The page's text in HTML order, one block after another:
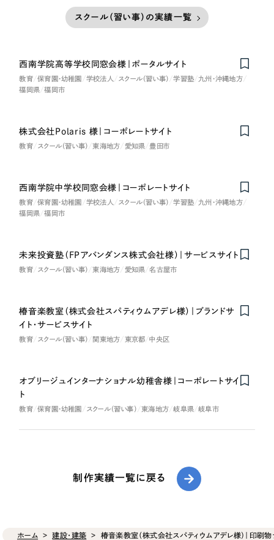
スクール（習い事）の実績一覧
西南学院高等学校同窓会様｜ポータルサイト
教育 保育園・幼稚園 学校法人 スクール（習い事） 学習塾
九州・沖縄地方
福岡県
福岡市
株式会社Polaris 様｜コーポレートサイト
教育 スクール（習い事） 東海地方 愛知県 豊田市
西南学院中学校同窓会様｜コーポレートサイト
教育 保育園・幼稚園 学校法人 スクール（習い事） 学習塾
九州・沖縄地方
福岡県
福岡市
未来投資塾（FPアバンダンス株式会社様）｜サービスサイト
教育 スクール（習い事） 東海地方 愛知県 名古屋市
椿音楽教室（株式会社スパティウムアデレ様）｜ブランドサ
イト・サービスサイト
教育 スクール（習い事） 関東地方 東京都 中央区
オブリージュインターナショナル幼稚舎様｜コーポレートサイ
ト
教育 保育園・幼稚園 スクール（習い事） 東海地方 岐阜県 岐阜市
制作実績一覧に戻る
ホーム 建設・建築 椿音楽教室（株式会社スパティウムアデレ様）｜印刷物デ